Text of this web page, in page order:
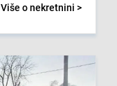
Više o nekretnini >